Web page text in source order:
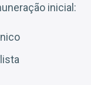
inicial: